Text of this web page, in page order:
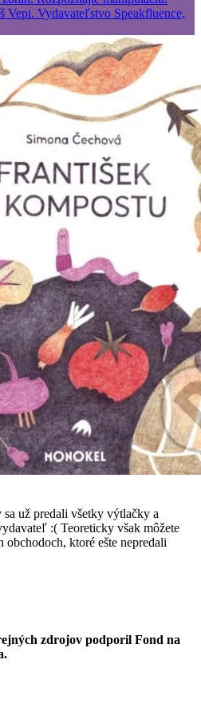
už predali všetky výtlačky a
:( Teoreticky však môžete
ktoré ešte nepredali
zdrojov podporil Fond na